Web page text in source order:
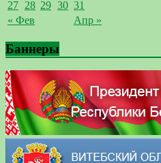
« Фев Апр »
27 28 29 30 31
Баннеры